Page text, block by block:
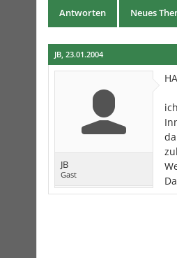
Antworten Neues
JB, 23.01.2004
JB
Gast